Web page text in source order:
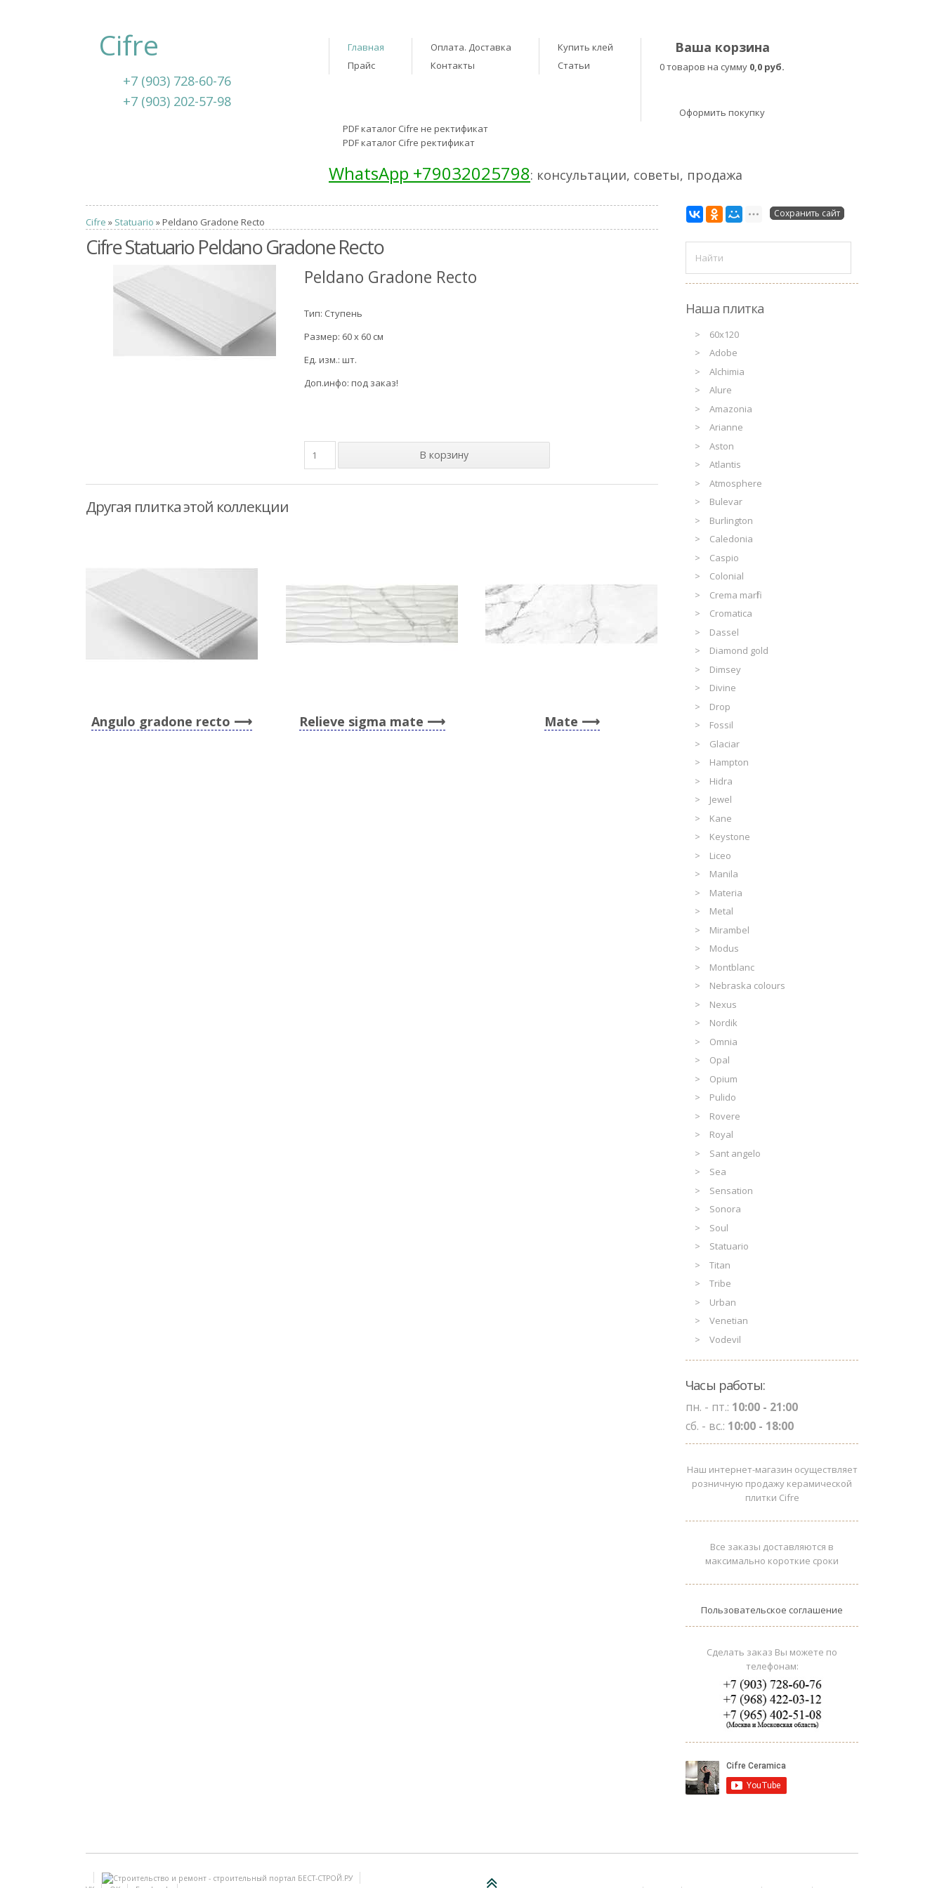
Cifre
+7 (903) 728-60-76
+7 (903) 202-57-98
Главная
Прайс
Оплата. Доставка
Контакты
Купить клей
Статьи
Ваша корзина
0 товаров на сумму 0,0 руб.
Оформить покупку
PDF каталог Cifre не ректификат
PDF каталог Cifre ректификат
WhatsApp +79032025798: консультации, советы, продажа
Cifre » Statuario » Peldano Gradone Recto
Cifre Statuario Peldano Gradone Recto
Peldano Gradone Recto
Тип: Ступень
Размер: 60 x 60 см
Ед. изм.: шт.
Доп.инфо: под заказ!
Другая плитка этой коллекции
Angulo gradone recto Relieve sigma mate Mate
Сохранить сайт
Наша плитка
60x120
Adobe
Alchimia
Alure
Amazonia
Arianne
Aston
Atlantis
Atmosphere
Bulevar
Burlington
Caledonia
Caspio
Colonial
Crema marfil
Cromatica
Dassel
Diamond gold
Dimsey
Divine
Drop
Fossil
Glaciar
Hampton
Hidra
Jewel
Kane
Keystone
Liceo
Manila
Materia
Metal
Mirambel
Modus
Montblanc
Nebraska colours
Nexus
Nordik
Omnia
Opal
Opium
Pulido
Rovere
Royal
Sant angelo
Sea
Sensation
Sonora
Soul
Statuario
Titan
Tribe
Urban
Venetian
Vodevil
Часы работы:
пн. - пт.: 10:00 - 21:00
сб. - вс.: 10:00 - 18:00
Наш интернет-магазин осуществляет
розничную продажу керамической
плитки Cifre
Все заказы доставляются в
максимально короткие сроки
Пользовательское соглашение
Сделать заказ Вы можете по
телефонам: